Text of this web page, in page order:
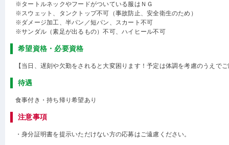
※タートルネックやフードがついている服はＮＧ
※スウェット、タンクトップ不可（事故防止、安全衛生のため）
※ダメージ加工、半パン／短パン、スカート不可
※サンダル（素足が出るもの）不可、ハイヒール不可
希望資格・必要資格
【当日、遅刻や欠勤をされると大変困ります！予定は体調を考慮のうえで
待遇
食事付き・持ち帰り希望あり
注意事項
・身分証明書を提示いただけない方の応募はご遠慮ください。